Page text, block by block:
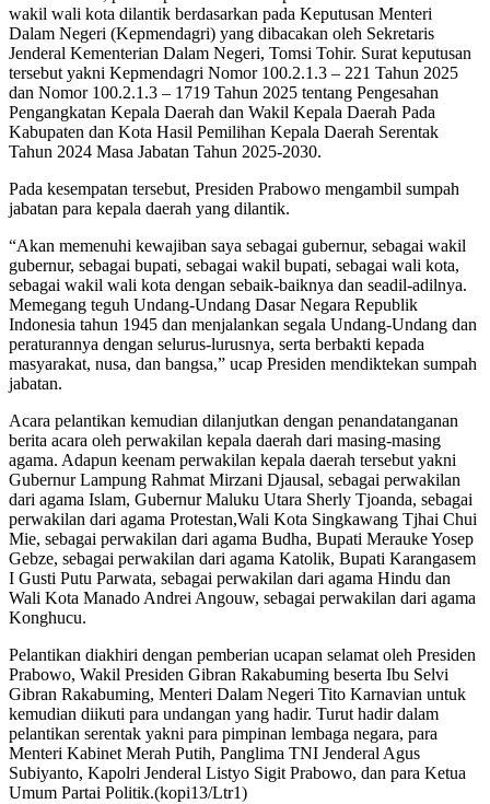
wakil wali kota dilantik berdasarkan pada Keputusan Menteri
Dalam Negeri (Kepmendagri) yang dibacakan oleh Sekretaris
Jenderal Kementerian Dalam Negeri, Tomsi Tohir. Surat keputusan
tersebut yakni Kepmendagri Nomor 100.2.1.3 – 221 Tahun 2025
dan Nomor 100.2.1.3 – 1719 Tahun 2025 tentang Pengesahan
Pengangkatan Kepala Daerah dan Wakil Kepala Daerah Pada
Kabupaten dan Kota Hasil Pemilihan Kepala Daerah Serentak
Tahun 2024 Masa Jabatan Tahun 2025-2030.
Pada kesempatan tersebut, Presiden Prabowo mengambil sumpah
jabatan para kepala daerah yang dilantik.
“Akan memenuhi kewajiban saya sebagai gubernur, sebagai wakil
gubernur, sebagai bupati, sebagai wakil bupati, sebagai wali kota,
sebagai wakil wali kota dengan sebaik-baiknya dan seadil-adilnya.
Memegang teguh Undang-Undang Dasar Negara Republik
Indonesia tahun 1945 dan menjalankan segala Undang-Undang dan
peraturannya dengan selurus-lurusnya, serta berbakti kepada
masyarakat, nusa, dan bangsa,” ucap Presiden mendiktekan sumpah
jabatan.
Acara pelantikan kemudian dilanjutkan dengan penandatanganan
berita acara oleh perwakilan kepala daerah dari masing-masing
agama. Adapun keenam perwakilan kepala daerah tersebut yakni
Gubernur Lampung Rahmat Mirzani Djausal, sebagai perwakilan
dari agama Islam, Gubernur Maluku Utara Sherly Tjoanda, sebagai
perwakilan dari agama Protestan,Wali Kota Singkawang Tjhai Chui
Mie, sebagai perwakilan dari agama Budha, Bupati Merauke Yosep
Gebze, sebagai perwakilan dari agama Katolik, Bupati Karangasem
I Gusti Putu Parwata, sebagai perwakilan dari agama Hindu dan
Wali Kota Manado Andrei Angouw, sebagai perwakilan dari agama
Konghucu.
Pelantikan diakhiri dengan pemberian ucapan selamat oleh Presiden
Prabowo, Wakil Presiden Gibran Rakabuming beserta Ibu Selvi
Gibran Rakabuming, Menteri Dalam Negeri Tito Karnavian untuk
kemudian diikuti para undangan yang hadir. Turut hadir dalam
pelantikan serentak yakni para pimpinan lembaga negara, para
Menteri Kabinet Merah Putih, Panglima TNI Jenderal Agus
Subiyanto, Kapolri Jenderal Listyo Sigit Prabowo, dan para Ketua
Umum Partai Politik.(kopi13/Ltr1)